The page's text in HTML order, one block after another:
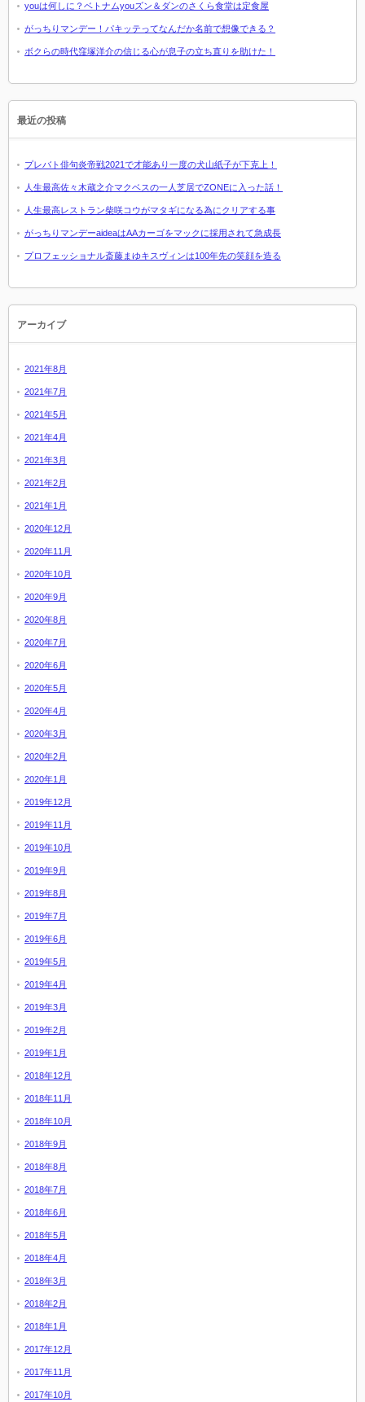
youは何しに？ベトナムyouズン＆ダンのさくら食堂は定食屋
がっちりマンデー！パキッテってなんだか名前で想像できる？
ボクらの時代窪塚洋介の信じる心が息子の立ち直りを助けた！
最近の投稿
プレバト俳句炎帝戦2021で才能あり一度の犬山紙子が下克上！
人生最高佐々木蔵之介マクベスの一人芝居でZONEに入った話！
人生最高レストラン柴咲コウがマタギになる為にクリアする事
がっちりマンデーaideaはAAカーゴをマックに採用されて急成長
プロフェッショナル斎藤まゆキスヴィンは100年先の笑顔を造る
アーカイブ
2021年8月
2021年7月
2021年5月
2021年4月
2021年3月
2021年2月
2021年1月
2020年12月
2020年11月
2020年10月
2020年9月
2020年8月
2020年7月
2020年6月
2020年5月
2020年4月
2020年3月
2020年2月
2020年1月
2019年12月
2019年11月
2019年10月
2019年9月
2019年8月
2019年7月
2019年6月
2019年5月
2019年4月
2019年3月
2019年2月
2019年1月
2018年12月
2018年11月
2018年10月
2018年9月
2018年8月
2018年7月
2018年6月
2018年5月
2018年4月
2018年3月
2018年2月
2018年1月
2017年12月
2017年11月
2017年10月